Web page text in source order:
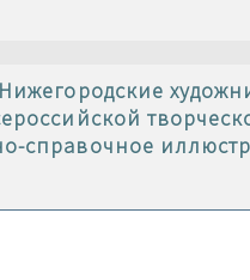
справочное